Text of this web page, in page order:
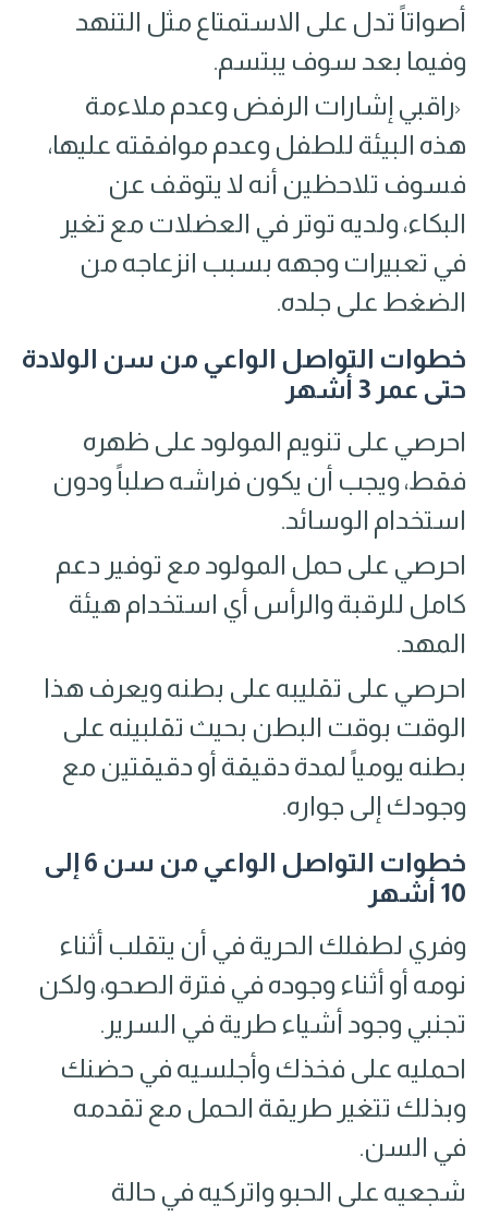
أصواتاً تدل على الاستمتاع مثل التنهد
وفيما بعد سوف يبتسم.
راقبي إشارات الرفض وعدم ملاءمة
هذه البيئة للطفل وعدم موافقته عليها،
فسوف تلاحظين أنه لا يتوقف عن
البكاء، ولديه توتر في العضلات مع تغير
في تعبيرات وجهه بسبب انزعاجه من
الضغط على جلده.
خطوات التواصل الواعي من سن الولادة
حتى عمر 3 أشهر
احرصي على تنويم المولود على ظهره
فقط، ويجب أن يكون فراشه صلباً ودون
استخدام الوسائد.
احرصي على حمل المولود مع توفير دعم
كامل للرقبة والرأس أي استخدام هيئة
المهد.
احرصي على تقليبه على بطنه ويعرف هذا
الوقت بوقت البطن بحيث تقلبينه على
بطنه يومياً لمدة دقيقة أو دقيقتين مع
وجودك إلى جواره.
خطوات التواصل الواعي من سن 6 إلى
10 أشهر
وفري لطفلك الحرية في أن يتقلب أثناء
نومه أو أثناء وجوده في فترة الصحو، ولكن
تجنبي وجود أشياء طرية في السرير.
احمليه على فخذك وأجلسيه في حضنك
وبذلك تتغير طريقة الحمل مع تقدمه
في السن.
شجعيه على الحبو واتركيه في حالة